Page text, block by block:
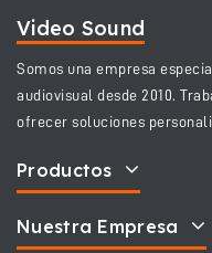
Video Sound
Somos una empresa
audiovisual desde 2010.
ofrecer soluciones
Productos
Nuestra Empresa